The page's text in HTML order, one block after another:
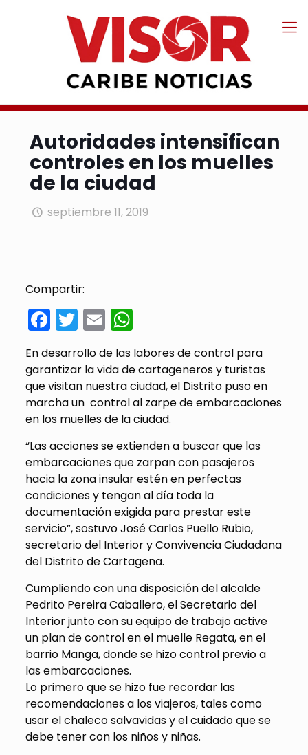
Autoridades intensifican
controles en los muelles
de la ciudad
septiembre 11, 2019
Compartir:
Facebook
Twitter
EmailWhatsApp
En desarrollo de las labores de control para
garantizar la vida de cartageneros y turistas
que visitan nuestra ciudad, el Distrito puso en
marcha un control al zarpe de embarcaciones
en los muelles de la ciudad.
“Las acciones se extienden a buscar que las
embarcaciones que zarpan con pasajeros
hacia la zona insular estén en perfectas
condiciones y tengan al día toda la
documentación exigida para prestar este
servicio”, sostuvo José Carlos Puello Rubio,
secretario del Interior y Convivencia Ciudadana
del Distrito de Cartagena.
Cumpliendo con una disposición del alcalde
Pedrito Pereira Caballero, el Secretario del
Interior junto con su equipo de trabajo active
un plan de control en el muelle Regata, en el
barrio Manga, donde se hizo control previo a
las embarcaciones.
Lo primero que se hizo fue recordar las
recomendaciones a los viajeros, tales como
usar el chaleco salvavidas y el cuidado que se
debe tener con los niños y niñas.